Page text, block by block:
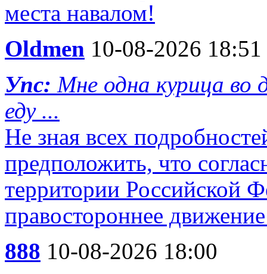
места навалом!
Oldmen 10-08-2026 18:51
Упс: Мне одна курица во
еду ...
Не зная всех
предположить, что
территории Российской
правостороннее
888 10-08-2026 18:00